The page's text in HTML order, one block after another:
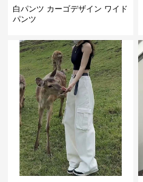
白パンツ カーゴデザイン ワイド
パンツ